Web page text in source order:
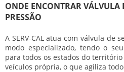
ONDE ENCONTRAR VÁLVULA
PRESSÃO
A SERV-CAL atua com válvula de
modo especializado, tendo o
para todos os estados do
veículos própria, o que agiliza